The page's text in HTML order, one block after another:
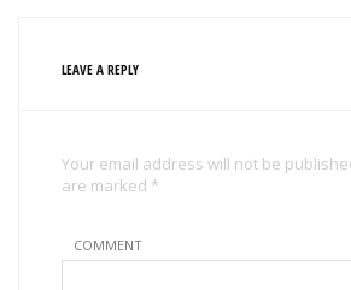
LEAVE A REPLY
Your email address will not be
are marked *
COMMENT